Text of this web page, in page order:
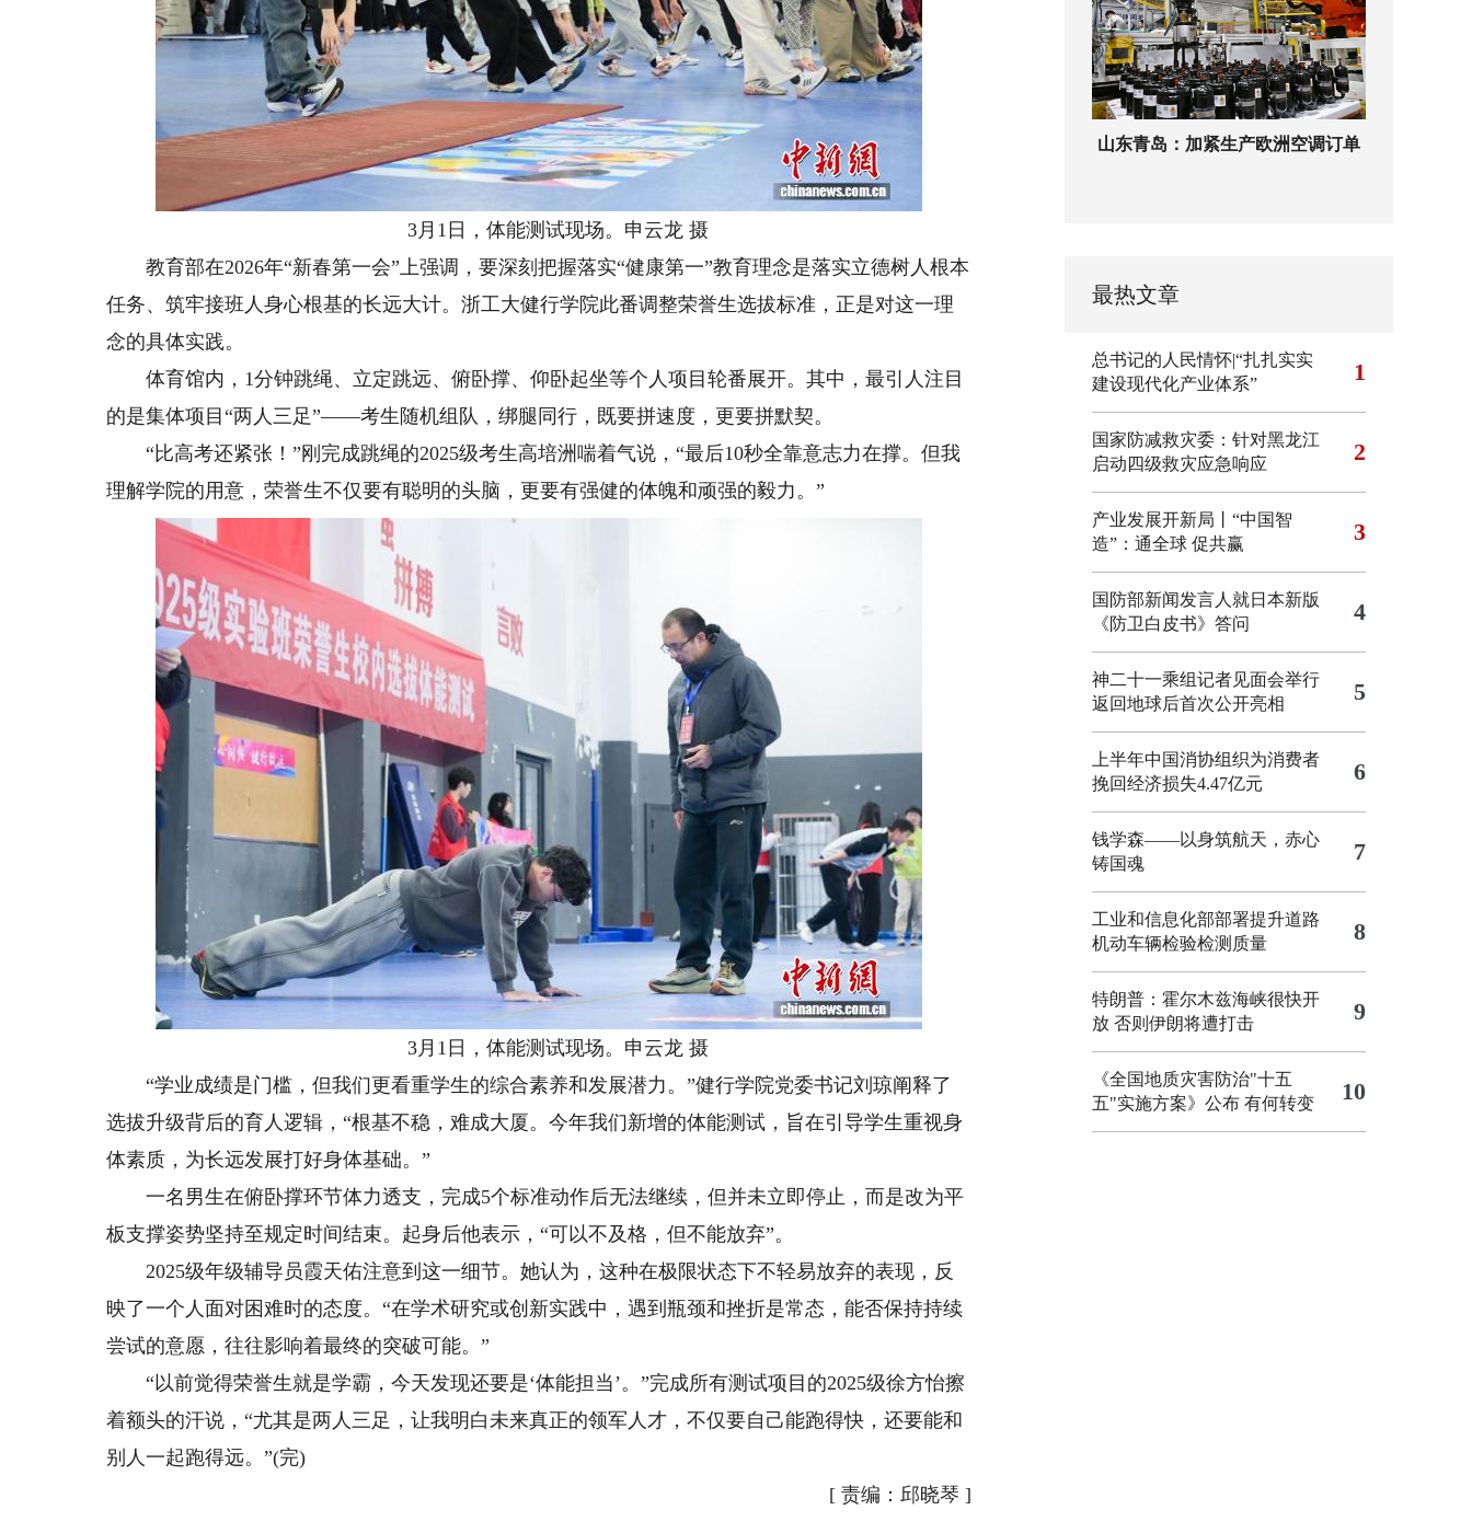
3月1日，体能测试现场。申云龙 摄
教育部在2026年“新春第一会”上强调，要深刻把握落实“健康第一”教育理念是落实立德树人根本
任务、筑牢接班人身心根基的长远大计。浙工大健行学院此番调整荣誉生选拔标准，正是对这一理
念的具体实践。
体育馆内，1分钟跳绳、立定跳远、俯卧撑、仰卧起坐等个人项目轮番展开。其中，最引人注目
的是集体项目“两人三足”——考生随机组队，绑腿同行，既要拼速度，更要拼默契。
“比高考还紧张！”刚完成跳绳的2025级考生高培洲喘着气说，“最后10秒全靠意志力在撑。但我
理解学院的用意，荣誉生不仅要有聪明的头脑，更要有强健的体魄和顽强的毅力。”
3月1日，体能测试现场。申云龙 摄
“学业成绩是门槛，但我们更看重学生的综合素养和发展潜力。”健行学院党委书记刘琼阐释了
选拔升级背后的育人逻辑，“根基不稳，难成大厦。今年我们新增的体能测试，旨在引导学生重视身
体素质，为长远发展打好身体基础。”
一名男生在俯卧撑环节体力透支，完成5个标准动作后无法继续，但并未立即停止，而是改为平
板支撑姿势坚持至规定时间结束。起身后他表示，“可以不及格，但不能放弃”。
2025级年级辅导员霞天佑注意到这一细节。她认为，这种在极限状态下不轻易放弃的表现，反
映了一个人面对困难时的态度。“在学术研究或创新实践中，遇到瓶颈和挫折是常态，能否保持持续
尝试的意愿，往往影响着最终的突破可能。”
“以前觉得荣誉生就是学霸，今天发现还要是‘体能担当’。”完成所有测试项目的2025级徐方怡擦
着额头的汗说，“尤其是两人三足，让我明白未来真正的领军人才，不仅要自己能跑得快，还要能和
别人一起跑得远。”(完)
[ 责编：邱晓琴 ]
山东青岛：加紧生产欧洲空调订单
最热文章
总书记的人民情怀|“扎扎实实
建设现代化产业体系”
1
国家防减救灾委：针对黑龙江
启动四级救灾应急响应
2
产业发展开新局丨“中国智
造”：通全球 促共赢
3
国防部新闻发言人就日本新版
《防卫白皮书》答问
4
神二十一乘组记者见面会举行
返回地球后首次公开亮相
5
上半年中国消协组织为消费者
挽回经济损失4.47亿元
6
钱学森——以身筑航天，赤心
铸国魂
7
工业和信息化部部署提升道路
机动车辆检验检测质量
8
特朗普：霍尔木兹海峡很快开
放 否则伊朗将遭打击
9
《全国地质灾害防治"十五
五"实施方案》公布 有何转变
10